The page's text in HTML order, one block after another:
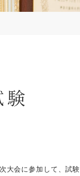
験
大会に参加して、試験